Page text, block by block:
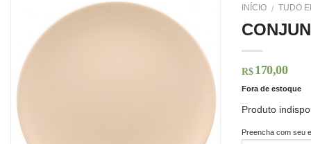
INÍCIO / TUDO
R$ 170,00
Fora de estoque
Produto
Preencha com seu